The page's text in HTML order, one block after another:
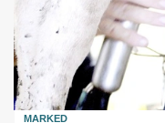
MARKED